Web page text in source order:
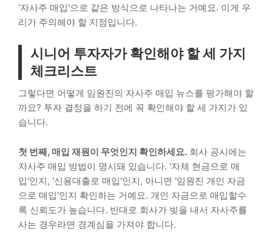
'자사주 매입'으로 같은 방식으로 나타나는 거예요. 이게 우
리가 주의해야 할 지점입니다.
시니어 투자자가 확인해야 할 세 가지
체크리스트
그렇다면 어떻게 임원진의 자사주 매입 뉴스를 평가해야 할
까요? 투자 결정을 하기 전에 꼭 확인해야 할 세 가지가 있
습니다.
첫 번째, 매입 재원이 무엇인지 확인하세요. 회사 공시에는
자사주 매입 방법이 명시돼 있습니다. '자체 현금으로 매
입'인지, '신용대출로 매입'인지, 아니면 '임원진 개인 자금
으로 매입'인지 확인하는 거예요. 개인 자금으로 매입할수
록 신뢰도가 높습니다. 반대로 회사가 빚을 내서 자사주를
사는 경우라면 경계심을 가져야 합니다.